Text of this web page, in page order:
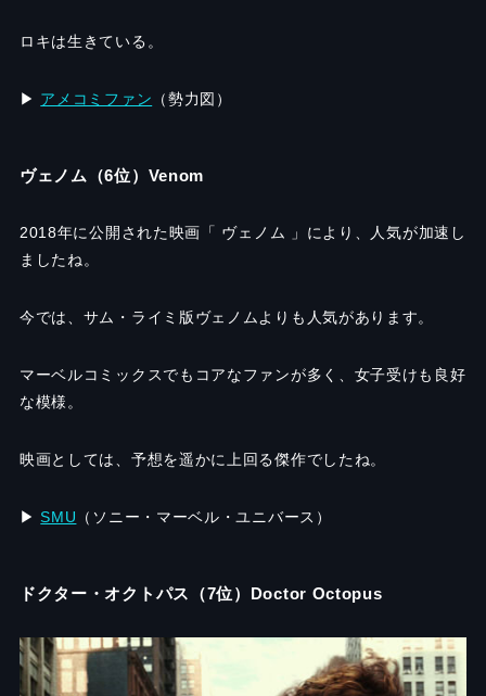
ロキは生きている。
▶︎ アメコミファン （勢力図）
ヴェノム（6位）Venom
2018年に公開された映画「 ヴェノム 」により、人気が加速し
ましたね。
今では、サム・ライミ版ヴェノムよりも人気があります。
マーベルコミックスでもコアなファンが多く、女子受けも良好
な模様。
映画としては、予想を遥かに上回る傑作でしたね。
▶︎SMU （ソニー・マーベル・ユニバース）
ドクター・オクトパス（7位）Doctor Octopus